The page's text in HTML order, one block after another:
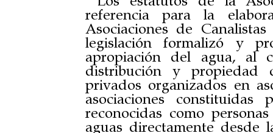
referencia para la
Asociaciones de
legislación formalizó y
apropiación del agua, al
distribución y propiedad
privados organizados en
asociaciones
reconocidas como
aguas directamente desde